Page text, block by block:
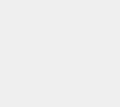
Že leta 2004 jim je
veganskih
ljubljenčkom. Številni
ali iz zavetišč
pločevinke stresli
nuja hranjenja z